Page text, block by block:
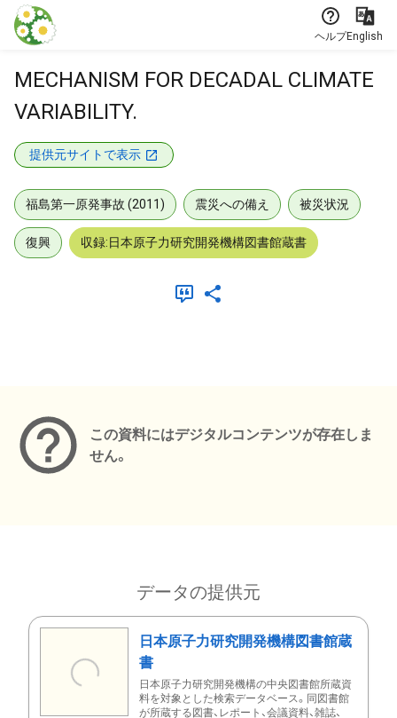
本文に飛ぶ
ヘルプEnglish
MECHANISM FOR DECADAL CLIMATE
VARIABILITY.
提供元サイトで表示
福島第一原発事故 (2011) 震災への備え 被災状況
復興 収録:日本原子力研究開発機構図書館蔵書
この資料にはデジタルコンテンツが存在しま
せん。
データの提供元
日本原子力研究開発機構図書館蔵
書
日本原子力研究開発機構の中央図書館所蔵資
料を対象とした検索データベース。同図書館
が所蔵する図書、レポート、会議資料、雑誌、